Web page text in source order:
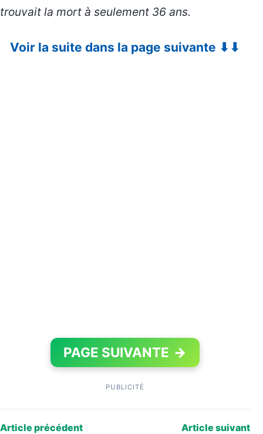
trouvait la mort à seulement 36 ans.
Voir la suite dans la page suivante ⬇⬇
PAGE SUIVANTE →
PUBLICITÉ
Article précédent Article suivant